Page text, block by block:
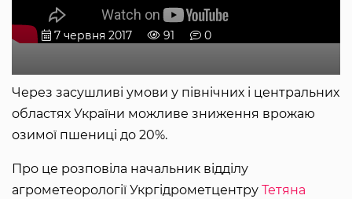
7 червня 2017 91 0
Через засушливі умови у північних і центральних
областях України можливе зниження врожаю
озимої пшениці до 20%.
Про це розповіла начальник відділу
агрометеорології Укргідрометцентру Тетяна